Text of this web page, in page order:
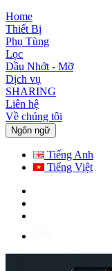
Home
Thiết Bị
Phụ Tùng
Lọc
Dầu Nhớt - Mỡ
Dịch vụ
SHARING
Liên hệ
Về chúng tôi
Ngôn ngữ
Tiếng Anh
Tiếng Việt